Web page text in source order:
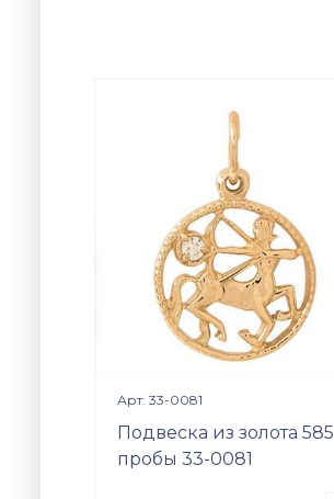
Арт: 33-0081
Подвеска из золота 585
пробы 33-0081